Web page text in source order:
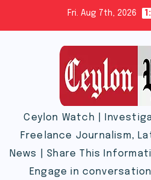
Fri. Aug 7th, 2026
Ceylon Watch |
Freelance Journalism,
News | Share This
Engage in